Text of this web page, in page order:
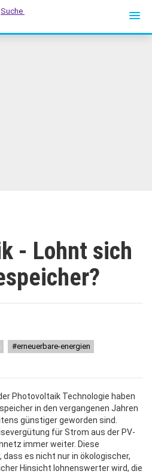
Suche
- Lohnt sich
erneuerbare-energien
Photovoltaik Technologie haben
in den vergangenen Jahren
günstiger geworden sind.
für Strom aus der PV-
immer weiter. Diese
es nicht nur in ökologischer,
Hinsicht lohnenswerter wird, die